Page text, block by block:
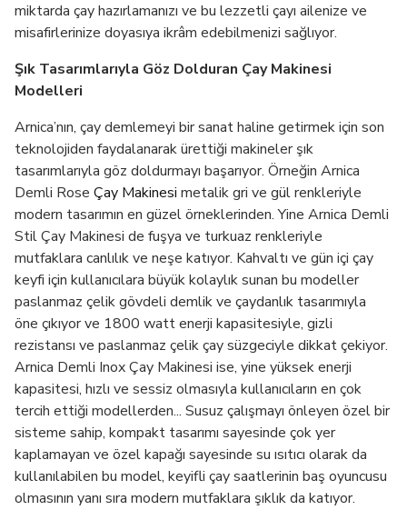
miktarda çay hazırlamanızı ve bu lezzetli çayı ailenize ve
misafirlerinize doyasıya ikrâm edebilmenizi sağlıyor.
Şık Tasarımlarıyla Göz Dolduran Çay Makinesi
Modelleri
Arnica’nın, çay demlemeyi bir sanat haline getirmek için son
teknolojiden faydalanarak ürettiği makineler şık
tasarımlarıyla göz doldurmayı başarıyor. Örneğin Arnica
Demli Rose Çay Makinesi metalik gri ve gül renkleriyle
modern tasarımın en güzel örneklerinden. Yine Arnica Demli
Stil Çay Makinesi de fuşya ve turkuaz renkleriyle
mutfaklara canlılık ve neşe katıyor. Kahvaltı ve gün içi çay
keyfi için kullanıcılara büyük kolaylık sunan bu modeller
paslanmaz çelik gövdeli demlik ve çaydanlık tasarımıyla
öne çıkıyor ve 1800 watt enerji kapasitesiyle, gizli
rezistansı ve paslanmaz çelik çay süzgeciyle dikkat çekiyor.
Arnica Demli Inox Çay Makinesi ise, yine yüksek enerji
kapasitesi, hızlı ve sessiz olmasıyla kullanıcıların en çok
tercih ettiği modellerden... Susuz çalışmayı önleyen özel bir
sisteme sahip, kompakt tasarımı sayesinde çok yer
kaplamayan ve özel kapağı sayesinde su ısıtıcı olarak da
kullanılabilen bu model, keyifli çay saatlerinin baş oyuncusu
olmasının yanı sıra modern mutfaklara şıklık da katıyor.